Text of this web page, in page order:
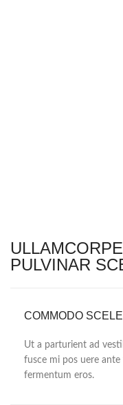
PULVINAR
COMMODO
Ut a parturient ad
fusce mi pos uere
fermentum eros.